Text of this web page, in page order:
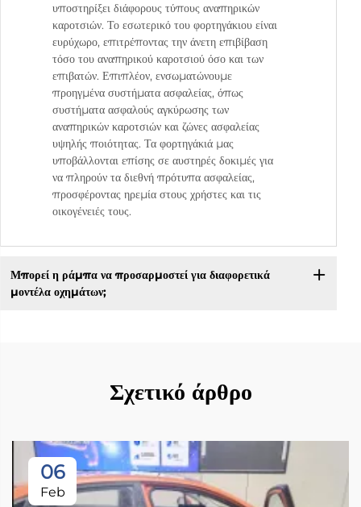
υποστηρίξει διάφορους τύπους αναπηρικών
καροτσιών. Το εσωτερικό του φορτηγάκιου είναι
ευρύχωρο, επιτρέποντας την άνετη επιβίβαση
τόσο του αναπηρικού καροτσιού όσο και των
επιβατών. Επιπλέον, ενσωματώνουμε
προηγμένα συστήματα ασφαλείας, όπως
συστήματα ασφαλούς αγκύρωσης των
αναπηρικών καροτσιών και ζώνες ασφαλείας
υψηλής ποιότητας. Τα φορτηγάκιά μας
υποβάλλονται επίσης σε αυστηρές δοκιμές για
να πληρούν τα διεθνή πρότυπα ασφαλείας,
προσφέροντας ηρεμία στους χρήστες και τις
οικογένειές τους.
Μπορεί η ράμπα να προσαρμοστεί για διαφορετικά
μοντέλα οχημάτων;
Σχετικό άρθρο
06
Feb